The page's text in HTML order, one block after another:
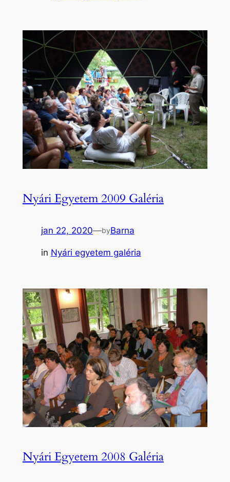
Nyári Egyetem 2009 Galéria
jan 22, 2020—byBarna
in Nyári egyetem galéria
Nyári Egyetem 2008 Galéria